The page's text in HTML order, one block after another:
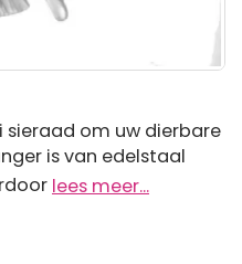
sieraad om uw dierbare
is van edelstaal
lees meer...